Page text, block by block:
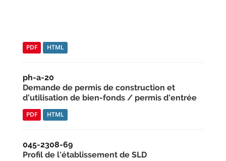
PDF HTML
ph-a-20
Demande de permis de construction et
d'utilisation de bien-fonds / permis d'entrée
PDF HTML
045-2308-69
Profil de l'établissement de SLD